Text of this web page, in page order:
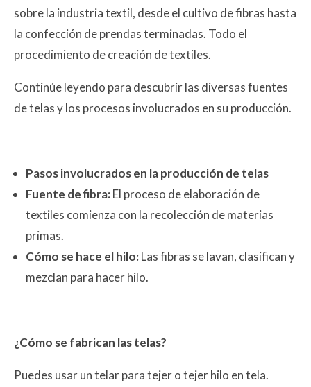
sobre la industria textil, desde el cultivo de fibras hasta
la confección de prendas terminadas. Todo el
procedimiento de creación de textiles.
Continúe leyendo para descubrir las diversas fuentes
de telas y los procesos involucrados en su producción.
Pasos involucrados en la producción de telas
Fuente de fibra:El proceso de elaboración de
textiles comienza con la recolección de materias
primas.
Cómo se hace el hilo:Las fibras se lavan, clasifican y
mezclan para hacer hilo.
¿Cómo se fabrican las telas?
Puedes usar un telar para tejer o tejer hilo en tela.